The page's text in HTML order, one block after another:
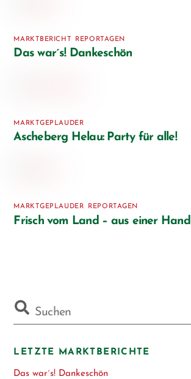
MARKTBERICHT REPORTAGEN
Das war´s! Dankeschön
MARKTGEPLAUDER
Ascheberg Helau: Party für alle!
MARKTGEPLAUDER REPORTAGEN
Frisch vom Land – aus einer Hand
LETZTE MARKTBERICHTE
Das war´s! Dankeschön